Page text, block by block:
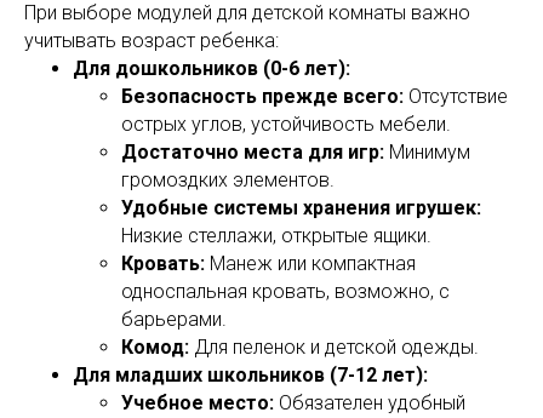
При выборе модулей для детской комнаты важно
учитывать возраст ребенка:
Для дошкольников (0-6 лет):
Безопасность прежде всего: Отсутствие
острых углов, устойчивость мебели.
Достаточно места для игр: Минимум
громоздких элементов.
Удобные системы хранения игрушек:
Низкие стеллажи, открытые ящики.
Кровать: Манеж или компактная
односпальная кровать, возможно, с
барьерами.
Комод: Для пеленок и детской одежды.
Для младших школьников (7-12 лет):
Учебное место: Обязателен удобный